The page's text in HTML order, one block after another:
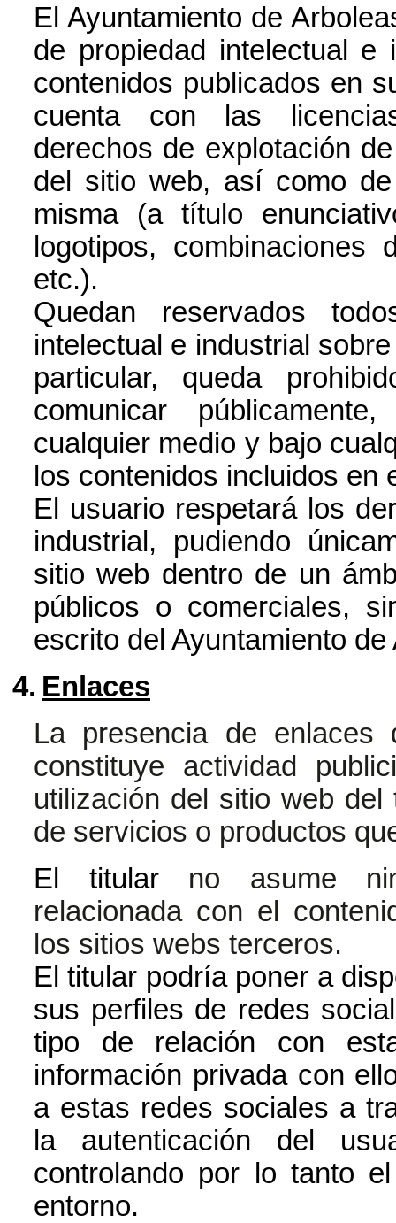
El Ayuntamiento de
de propiedad intelectual
contenidos publicados en
cuenta con las
derechos de explotación
del sitio web, así como
misma (a título
logotipos,
etc.).
Quedan reservados
intelectual e industrial
particular, queda
comunicar
cualquier medio y bajo
los contenidos incluidos en
El usuario respetará los
industrial, pudiendo
sitio web dentro de un
públicos o comerciales,
escrito del Ayuntamiento de
4. Enlaces
La presencia de
constituye actividad
utilización del sitio web
de servicios o productos
El titularno asume
relacionada con el
los sitios webs terceros.
El titular podría poner a
sus perfiles de redes
tipo de relación con
información privada con
a estas redes sociales a
la autenticación del
controlando por lo tanto
entorno.